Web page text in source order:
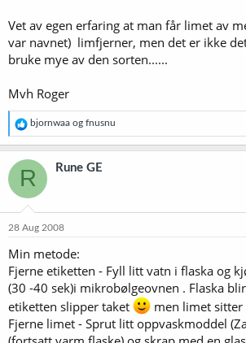
Vet av egen erfaring at man får limet av
var navnet) limfjerner, men det er ikke
bruke mye av den sorten......
Mvh Roger
R
e
a
k
s
j
o
e
bjornwaa og fnusnu
R Rune GE
28 Aug 2008
Min metode:
Fjerne etiketten - Fyll litt vatn i flaska og
(30 -40 sek)i mikrobølgeovnen . Flaska
etiketten slipper taket
men limet sitter
Fjerne limet - Sprut litt oppvaskmoddel